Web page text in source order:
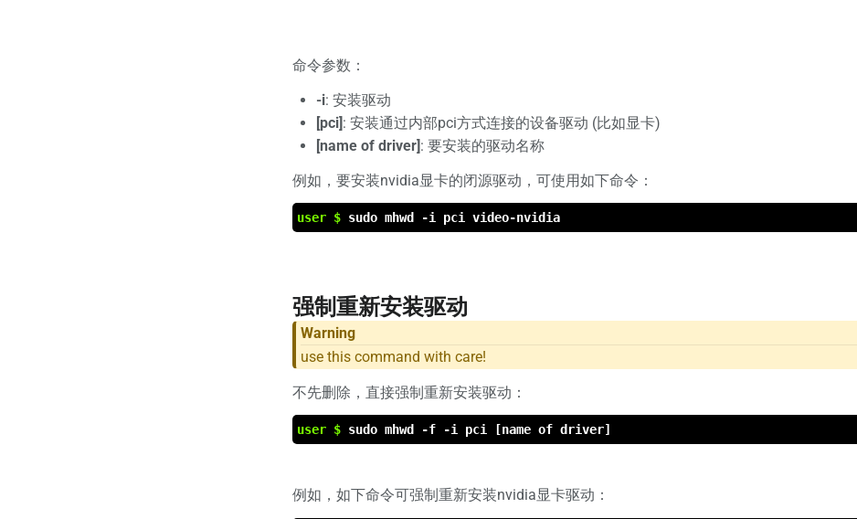
命令参数：
-i: 安装驱动
[pci]: 安装通过内部pci方式连接的设备驱动 (比如显卡)
[name of driver]: 要安装的驱动名称
例如，要安装nvidia显卡的闭源驱动，可使用如下命令：
user $ sudo mhwd -i pci video-nvidia
强制重新安装驱动
Warning
use this command with care!
不先删除，直接强制重新安装驱动：
user $ sudo mhwd -f -i pci [name of driver]
例如，如下命令可强制重新安装nvidia显卡驱动：